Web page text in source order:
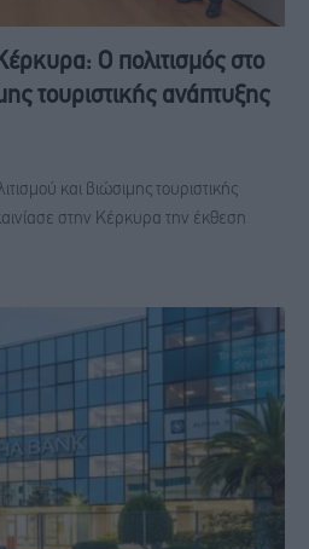
Ο πολιτισμός στο
τουριστικής ανάπτυξης
και βιώσιμης τουριστικής
στην Κέρκυρα την έκθεση